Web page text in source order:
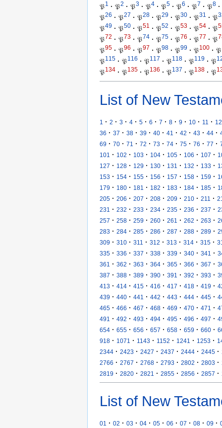
𝔓1 · 𝔓2 · 𝔓3 · 𝔓4 · 𝔓5 · 𝔓6 · 𝔓7 · 𝔓8 ·
𝔓26 · 𝔓27 · 𝔓28 · 𝔓29 · 𝔓30 · 𝔓31 · 𝔓
𝔓49 · 𝔓50 · 𝔓51 · 𝔓52 · 𝔓53 · 𝔓54 · 𝔓
𝔓72 · 𝔓73 · 𝔓74 · 𝔓75 · 𝔓76 · 𝔓77 · 𝔓
𝔓95 · 𝔓96 · 𝔓97 · 𝔓98 · 𝔓99 · 𝔓100 · 𝔓
𝔓115 · 𝔓116 · 𝔓117 · 𝔓118 · 𝔓119 · 𝔓
𝔓134 · 𝔓135 · 𝔓136 · 𝔓137 · 𝔓138 · 𝔓
List of New
1 · 2 · 3 · 4 · 5 · 6 · 7 · 8 · 9 · 10 · 11 · 12
36 · 37 · 38 · 39 · 40 · 41 · 42 · 43 · 44 ·
69 · 70 · 71 · 72 · 73 · 74 · 75 · 76 · 77 ·
101
· 102 · 103 · 104 · 105 · 106 · 107 ·
127 · 128 · 129 · 130 · 131 · 132 · 133 ·
153 · 154 · 155 · 156 · 157 · 158 · 159 ·
179 · 180 · 181 · 182 · 183 · 184 · 185 ·
205 · 206 · 207 · 208 · 209 · 210 · 211 ·
231
· 232 · 233 · 234 · 235 · 236 · 237 ·
257 · 258 · 259 · 260 · 261 · 262 · 263 ·
283 · 284 · 285 · 286 · 287 · 288 · 289 ·
309 · 310 · 311 · 312 · 313 · 314 · 315 ·
335 · 336 · 337 · 338 · 339 · 340 · 341 ·
361
· 362 · 363 · 364 · 365 · 366 · 367 ·
387 · 388 · 389 · 390 · 391 · 392 · 393 ·
413 · 414 · 415 · 416 · 417 · 418 · 419 ·
439 · 440 · 441 · 442 · 443 · 444 · 445 ·
465 · 466 · 467 · 468 · 469 · 470 · 471 ·
491
· 492 · 493 · 494 · 495 · 496 · 497 ·
654 · 655 · 656 · 657 · 658 · 659 · 660 ·
918 · 1071 · 1143 · 1152 · 1241 · 1253 ·
2344 · 2423 · 2427 · 2437 · 2444 · 2445 ·
2766 · 2767 · 2768 · 2793 · 2802 · 2803 ·
2819 · 2820 · 2821 · 2855 · 2856 · 2857 ·
List of New
01 · 02 · 03 · 04 · 05 · 06 · 07 · 08 · 09 ·